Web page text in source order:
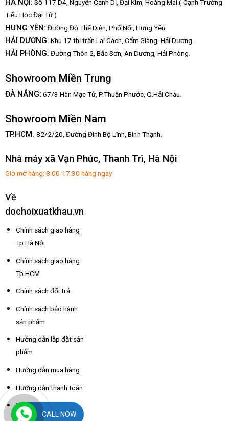
HÀ NỘI: Số 117 D4, Nguyễn Cảnh Dị, Đại Kim, Hoàng Mai.( Cạnh Trường
Tiểu Học Đại Từ )
HƯNG YÊN: Đường Đỗ Thế Diện, Phố Nối, Hưng Yên.
HẢI DƯƠNG: Khu 17 thị trấn Lai Cách, Cẩm Giàng, Hải Dương.
HẢI PHÒNG: Đường Thôn 2, Bắc Sơn, An Dương, Hải Phòng.
Showroom Miền Trung
ĐÀ NẴNG: 67/3 Hàn Mạc Tử, P.Thuận Phước, Q.Hải Châu.
Showroom Miền Nam
TP.HCM: 82/2/20, Đường Đinh Bộ Lĩnh, Bình Thạnh.
Nhà máy xã Vạn Phúc, Thanh Trì, Hà Nội
Giờ mở hàng: 8:00-17:30 hàng ngày
Về
dochoixuatkhau.vn
Chính sách giao hàng
Tp Hà Nội
Chính sách giao hàng
Tp HCM
Chính sách đổi trả
Chính sách bảo hành
sản phẩm
Hướng dẫn lắp đặt sản
phẩm
Hướng dẫn mua hàng
Hướng dẫn thanh toán
Hỗ trợ thông tin nhà
xe các tỉnhCALL NOW